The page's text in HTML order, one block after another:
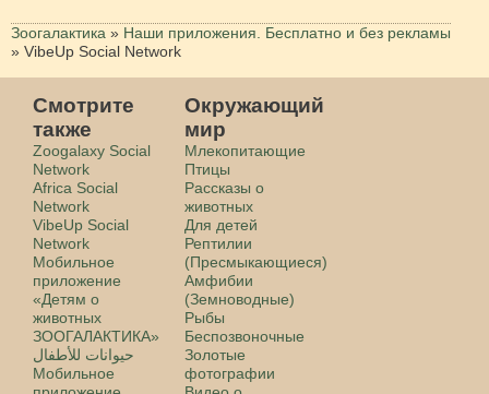
Зоогалактика » Наши приложения. Бесплатно и без рекламы
» VibeUp Social Network
Смотрите
также
Zoogalaxy Social
Network
Africa Social
Network
VibeUp Social
Network
Мобильное
приложение
«Детям о
животных
ЗООГАЛАКТИКА»
حيوانات للأطفال
Мобильное
Окружающий
мир
Млекопитающие
Птицы
Рассказы о
животных
Для детей
Рептилии
(Пресмыкающиеся)
Амфибии
(Земноводные)
Рыбы
Беспозвоночные
Золотые
фотографии